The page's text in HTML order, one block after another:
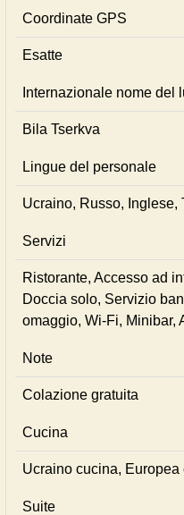
Coordinate GPS
Esatte
Internazionale nome del
Bila Tserkva
Lingue del personale
Ucraino, Russo, Inglese,
Servizi
Ristorante, Accesso ad
Doccia solo, Servizio
omaggio, Wi-Fi, Minibar,
Note
Colazione gratuita
Cucina
Ucraino cucina, Europea
Suite